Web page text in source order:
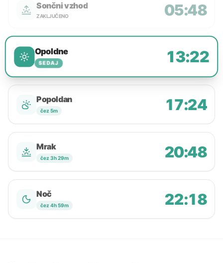
Sončni vzhod
ZAKLJUČENO 05:48
Opoldne
SEDAJ 13:22
Popoldan
čez 5m 17:24
Mrak
čez 3h 29m 20:48
Noč
čez 4h 59m 22:18